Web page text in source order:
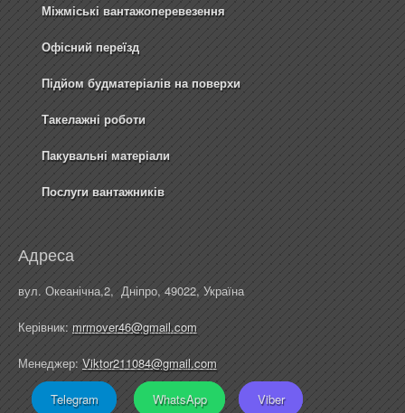
Міжміські вантажоперевезення
Офісний переїзд
Підйом будматеріалів на поверхи
Такелажні роботи
Пакувальні матеріали
Послуги вантажників
Адреса
вул. Океанічна,2, Дніпро, 49022, Україна
Керівник: mrmover46@gmail.com
Менеджер: Viktor211084@gmail.com
Telegram WhatsApp Viber